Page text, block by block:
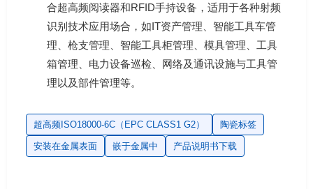
合超高频阅读器和RFID手持设备，适用于各种射频
识别技术应用场合，如IT资产管理、智能工具车管
理、枪支管理、智能工具柜管理、模具管理、工具
箱管理、电力设备巡检、网络及通讯设施与工具管
理以及部件管理等。
超高频ISO18000-6C（EPC CLASS1 G2） 陶瓷标签
安装在金属表面 嵌于金属中 产品说明书下载